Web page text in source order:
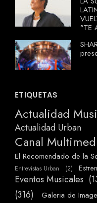
"TE
ETIQUETAS
Actualidad
Actualidad Urban
Canal
El Recomendado de la
Entrevistas Urban (2)
Eventos Musicales
(316)
Galeria de